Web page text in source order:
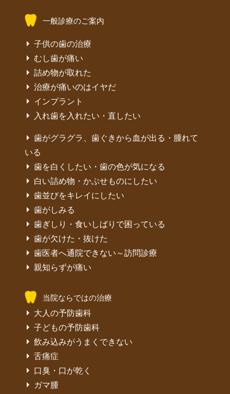
一般診療のご案内
子供の歯の治療
むし歯が痛い
詰め物が取れた
治療が痛いのはイヤだ
インプラント
入れ歯を入れたい・直したい
歯がグラグラ、歯ぐきから血が出る・腫れて
いる
歯を白くしたい・歯の色が気になる
白い詰め物・かぶせものにしたい
歯並びをキレイにしたい
歯がしみる
歯ぎしり・食いしばりで困っている
歯が欠けた・抜けた
歯医者へ通院できない～訪問診療
親知らずが痛い
当院ならではの治療
大人の予防歯科
子どもの予防歯科
飲み込みがうまくできない
舌痛症
口臭・口が乾く
ガマ腫